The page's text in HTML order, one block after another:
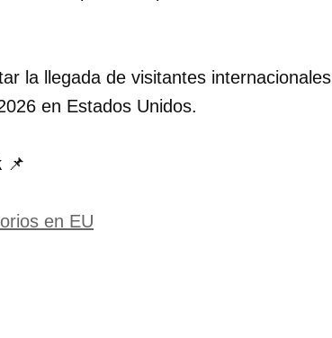
la llegada de visitantes internacionales
en Estados Unidos.
📌
en EU